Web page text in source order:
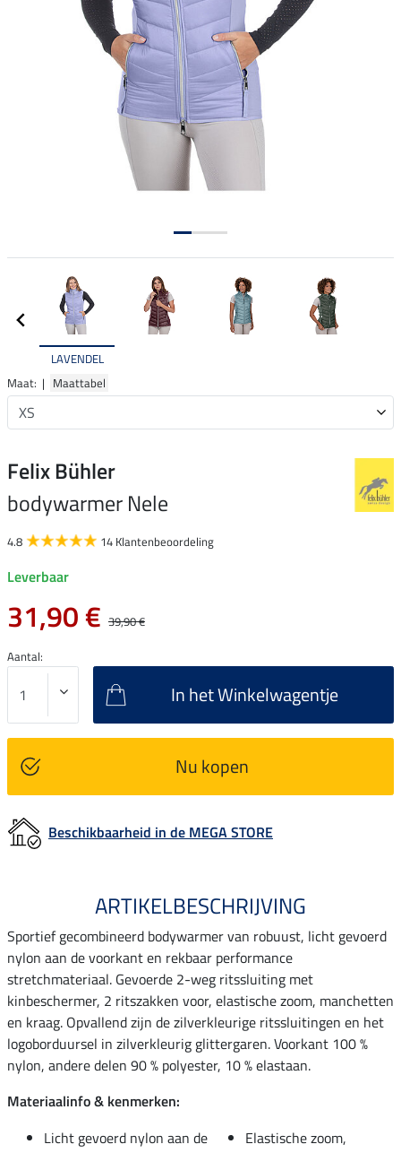
LAVENDEL
Maat: | Maattabel
Felix Bühler
bodywarmer Nele
4.8 14 Klantenbeoordeling
Leverbaar
31,90 € 39,90 €
Aantal:
In het Winkelwagentje
Nu kopen
Beschikbaarheid in de MEGA STORE
ARTIKELBESCHRIJVING
Sportief gecombineerd bodywarmer van robuust, licht gevoerd
nylon aan de voorkant en rekbaar performance
stretchmateriaal. Gevoerde 2-weg ritssluiting met
kinbeschermer, 2 ritszakken voor, elastische zoom, manchetten
en kraag. Opvallend zijn de zilverkleurige ritssluitingen en het
logoborduursel in zilverkleurig glittergaren. Voorkant 100 %
nylon, andere delen 90 % polyester, 10 % elastaan.
Materiaalinfo & kenmerken:
Licht gevoerd nylon aan de
Elastische zoom,